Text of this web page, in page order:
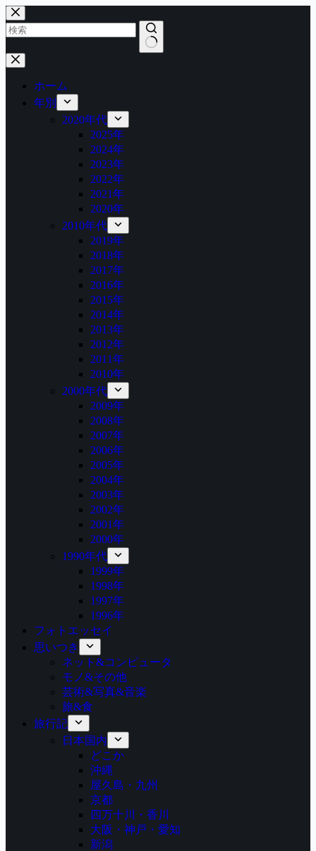
コ
ン
テ
ン
ツ
結
ホーム
年別
2020年代
2025年
2024年
2023年
2022年
2021年
2020年
2010年代
2019年
2018年
2017年
2016年
2015年
2014年
2013年
2012年
2011年
2010年
2000年代
2009年
2008年
2007年
2006年
2005年
2004年
2003年
2002年
2001年
2000年
1990年代
1999年
1998年
1997年
1996年
フォトエッセイ
思いつき
ネット&コンピュータ
モノ&その他
芸術&写真&音楽
旅&食
旅行記
日本国内
どこか
沖縄
屋久島・九州
京都
四万十川・香川
大阪・神戸・愛知
新潟